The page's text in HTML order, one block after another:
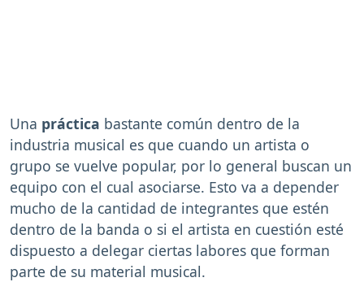
Una práctica bastante común dentro de la
industria musical es que cuando un artista o
grupo se vuelve popular, por lo general buscan un
equipo con el cual asociarse. Esto va a depender
mucho de la cantidad de integrantes que estén
dentro de la banda o si el artista en cuestión esté
dispuesto a delegar ciertas labores que forman
parte de su material musical.